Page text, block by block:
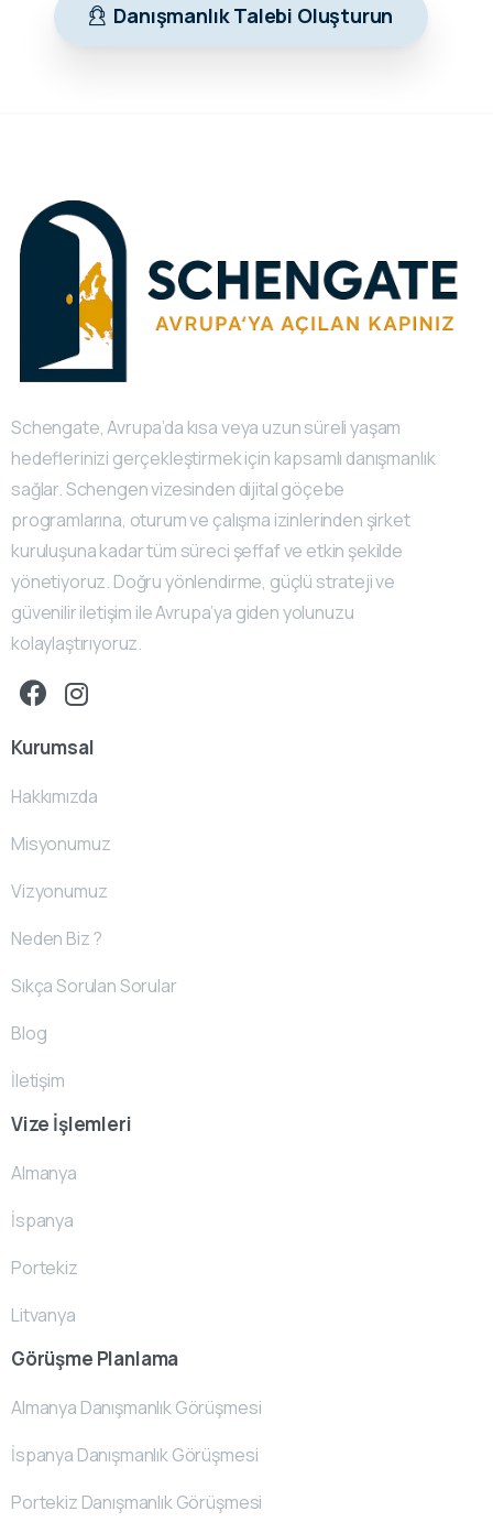
Danışmanlık Talebi Oluşturun
Schengate, Avrupa’da kısa veya uzun süreli yaşam
hedeflerinizi gerçekleştirmek için kapsamlı danışmanlık
sağlar. Schengen vizesinden dijital göçebe
programlarına, oturum ve çalışma izinlerinden şirket
kuruluşuna kadar tüm süreci şeffaf ve etkin şekilde
yönetiyoruz. Doğru yönlendirme, güçlü strateji ve
güvenilir iletişim ile Avrupa’ya giden yolunuzu
kolaylaştırıyoruz.
Kurumsal
Hakkımızda
Misyonumuz
Vizyonumuz
Neden Biz ?
Sıkça Sorulan Sorular
Blog
İletişim
Vize İşlemleri
Almanya
İspanya
Portekiz
Litvanya
Görüşme Planlama
Almanya Danışmanlık Görüşmesi
İspanya Danışmanlık Görüşmesi
Portekiz Danışmanlık Görüşmesi